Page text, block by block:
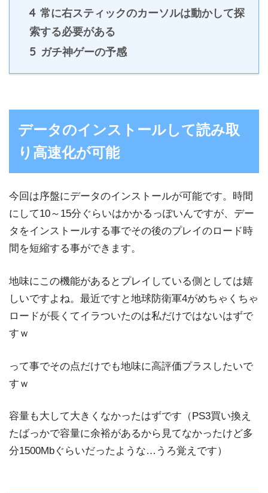
4 常に右スティックのカーソルは動かして探
索する必要がある
5 ガチ神ゲーの予感
データのインストールして読み取
り高速化が可能
今回は序盤にデータのインストールが可能です。時間
にして10～15分ぐらいはかかるっぽいんですが、デー
タをインストールする事でその後のプレイのロード時
間を短縮する事ができます。
地味にこの機能があるとプレイしている側としては嬉
しいですよね。最近ですと地球防衛軍4がめちゃくちゃ
ロードが長くてイラついたのは私だけではないはずで
すｗ
って事でその点だけでも地味に高評価プラスしたいで
すｗ
容量も大して大きくなかったはずです（PS3買い換え
たばっかで容量に余裕があるから見てなかったけど多
分1500Mbぐらいだったような…うろ覚えです）